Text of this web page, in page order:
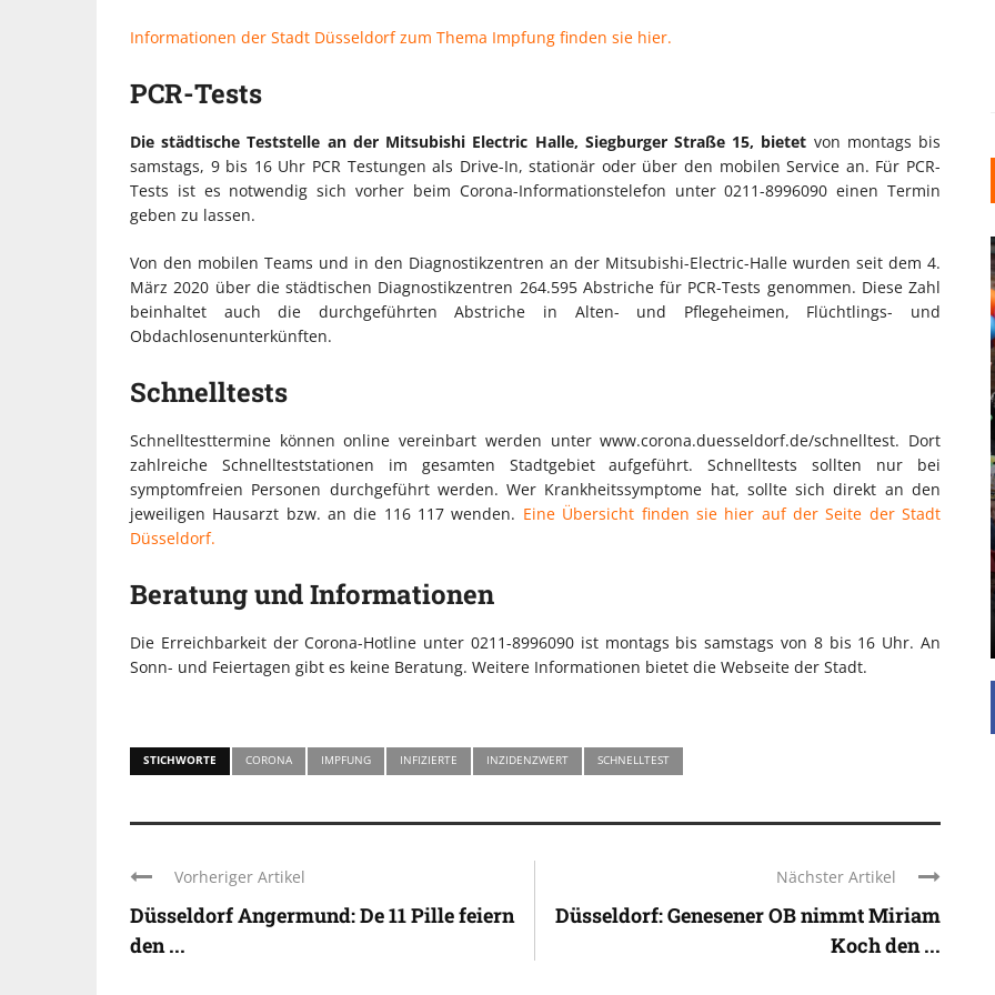
Informationen der Stadt Düsseldorf zum Thema Impfung finden sie hier.
PCR-Tests
Die städtische Teststelle an der Mitsubishi Electric Halle, Siegburger Straße 15, bietet von montags bis
samstags, 9 bis 16 Uhr PCR Testungen als Drive-In, stationär oder über den mobilen Service an. Für PCR-
Tests ist es notwendig sich vorher beim Corona-Informationstelefon unter 0211-8996090 einen Termin
geben zu lassen.
Von den mobilen Teams und in den Diagnostikzentren an der Mitsubishi-Electric-Halle wurden seit dem 4.
März 2020 über die städtischen Diagnostikzentren 264.595 Abstriche für PCR-Tests genommen. Diese Zahl
beinhaltet auch die durchgeführten Abstriche in Alten- und Pflegeheimen, Flüchtlings- und
Obdachlosenunterkünften.
Schnelltests
Schnelltesttermine können online vereinbart werden unter www.corona.duesseldorf.de/schnelltest. Dort
zahlreiche Schnellteststationen im gesamten Stadtgebiet aufgeführt. Schnelltests sollten nur bei
symptomfreien Personen durchgeführt werden. Wer Krankheitssymptome hat, sollte sich direkt an den
jeweiligen Hausarzt bzw. an die 116 117 wenden. Eine Übersicht finden sie hier auf der Seite der Stadt
Düsseldorf.
Beratung und Informationen
Die Erreichbarkeit der Corona-Hotline unter 0211-8996090 ist montags bis samstags von 8 bis 16 Uhr. An
Sonn- und Feiertagen gibt es keine Beratung. Weitere Informationen bietet die Webseite der Stadt.
STICHWORTE CORONA IMPFUNG INFIZIERTE INZIDENZWERT SCHNELLTEST
Vorheriger Artikel
Düsseldorf Angermund: De 11 Pille feiern
den ...
Nächster Artikel
Düsseldorf: Genesener OB nimmt Miriam
Koch den ...
KUNSTSTOFFFENSTER DEN
LOFT-STIL IN IHREM
EINFAMILIENHAUS
UNTERSTÜTZEN